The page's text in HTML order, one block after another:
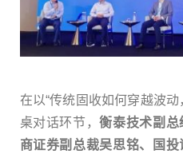
在以“传统固收如何穿越波
桌对话环节，衡泰技术副总
商证券副总裁吴思铭、国